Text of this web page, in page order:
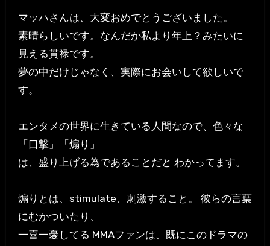
マッハさんは、大変おめでとうございました。
素晴らしいです。なんだか私より年上？みたいに
見える貫禄です。
夢の中だけじゃなく、実際にお会いして欲しいで
す。
エンタメの世界に生きている人間なので、色々な
「口撃」「煽り」
は、盛り上げる為であることだと わかってます。
煽りとは、stimulate、刺激すること。 彼らの言葉
にむかついたり、
一喜一憂してる MMAファンは、既にこのドラマの